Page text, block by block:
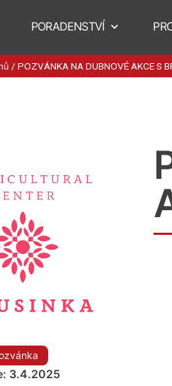
PORADENSTVÍ
/ POZVÁNKA NA DUBNOVÉ AKCE S
3.4.2025